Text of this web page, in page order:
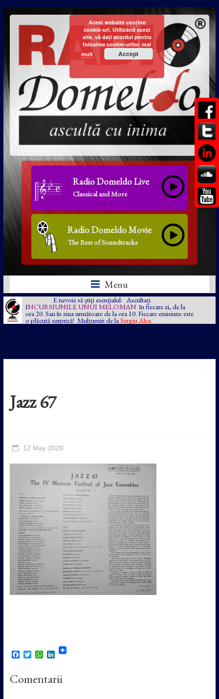
Radio Domeldo Live
Classical and More
Radio Domeldo Movie
The Best of Soundtracks
Menu
E nevoie să știți esențialul: Ascultați
INCURSIUNILE UNUI MELOMAN în fiecare zi, de la
ora 20. Sau în ziua următoare de la ora 10. Fiecare emisiune este
o plăcută surpriză! Mulțumiri de la Sergiu Alex.
Jazz 67
12 May 2020
F
e
b
T
t
t
W
t
s
L
k
e
Comentarii
Acest website conține
cookie-uri. Utilizând acest
site, vă dați acordul pentru
folosirea cookie-urilor. mai
mult
Accept